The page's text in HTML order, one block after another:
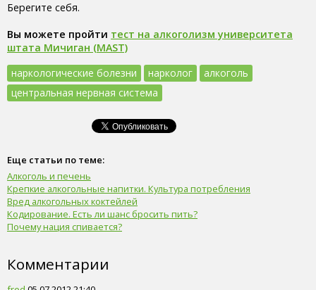
Берегите себя.
Вы можете пройти тест на алкоголизм университета
штата Мичиган (MAST)
наркологические болезни
нарколог
алкоголь
центральная нервная система
Еще статьи по теме:
Алкоголь и печень
Крепкие алкогольные напитки. Культура потребления
Вред алкогольных коктейлей
Кодирование. Есть ли шанс бросить пить?
Почему нация спивается?
Комментарии